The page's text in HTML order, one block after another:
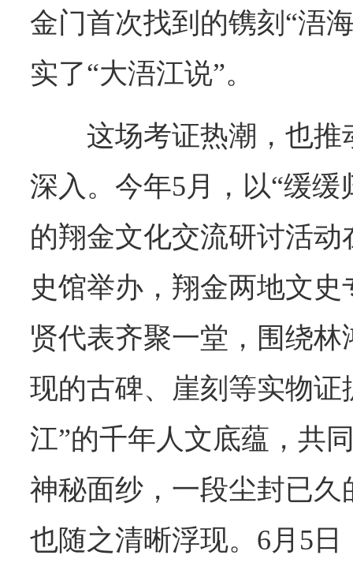
金门首次找到的镌刻“浯
实了“大浯江说”。
这场考证热潮，也
深入。今年5月，以“缓缓
的翔金文化交流研讨活
史馆举办，翔金两地文
贤代表齐聚一堂，围绕
现的古碑、崖刻等实物证
江”的千年人文底蕴，共
神秘面纱，一段尘封已
也随之清晰浮现。6月5